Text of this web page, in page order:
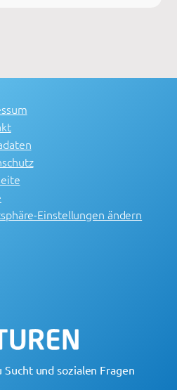
Einstellungen ändern
Sucht und sozialen Fragen